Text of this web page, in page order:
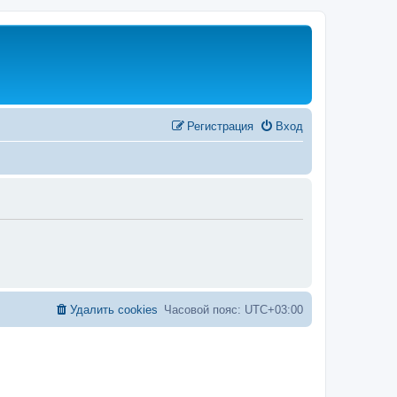
Вход
Регистрация
Часовой пояс: UTC+03:00
Удалить cookies